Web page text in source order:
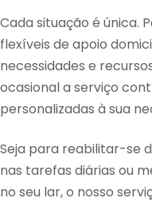
Cada situação é única.
flexíveis de apoio
necessidades e
ocasional a serviço
personalizadas à sua
Seja para reabilitar-se
nas tarefas diárias ou
no seu lar, o nosso